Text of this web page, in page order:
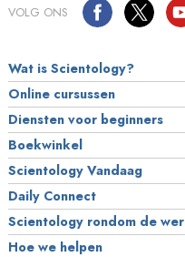
VOLG ONS
Wat is Scientology?
Online cursussen
Diensten voor beginners
Boekwinkel
Scientology Vandaag
Daily Connect
Scientology rondom de
Hoe we helpen